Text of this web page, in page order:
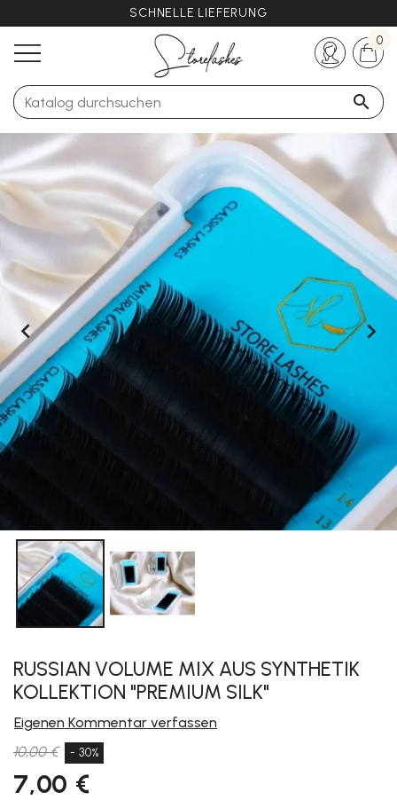
SCHNELLE LIEFERUNG
Haben Sie noch Fragen? +33 (0)5 57 21 62 94

0
 
RUSSIAN VOLUME MIX AUS SYNTHETIK
KOLLEKTION "PREMIUM SILK"
Eigenen Kommentar verfassen
10,00 €
- 30%
7,00 €